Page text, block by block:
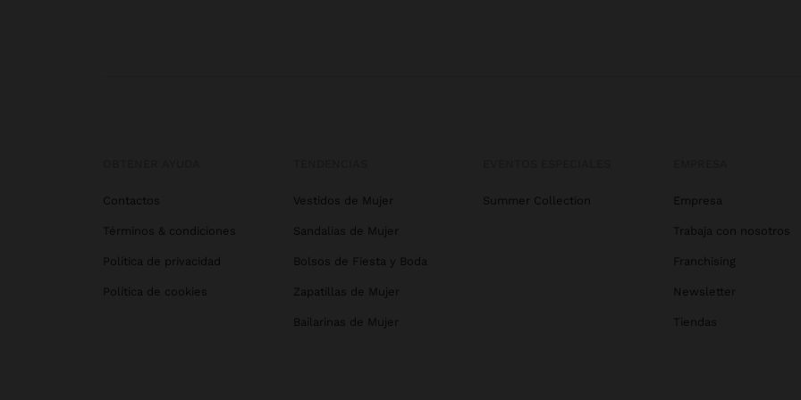
Contactos
Términos & condiciones
Política de privacidad
Política de cookies
Vestidos de Mujer
Sandalias de Mujer
Bolsos de Fiesta y Boda
Zapatillas de Mujer
Bailarinas de Mujer
Summer Collection Empresa
Trabaja con nosotros
Franchising
Newsletter
Tiendas